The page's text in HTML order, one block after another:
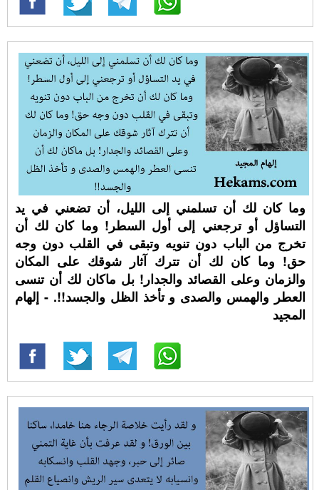
وما كان لك أن تسلمني إلى الليل، أن تضعني في يد
التساؤل أو ترجعني إلى أول السطر! وما كان لك أن
تخرج من الباب دون تنويه وتبقى في القلب دون وجه
حق! وما كان لك أن تترك آثار شوقك على المكان
والزمان وعلى القصائد والجدار! بل ماكان لك أن تنسى
العطر والهمس والصدى و تأخذ الظل والجسد!!. - إلهام
المجيد